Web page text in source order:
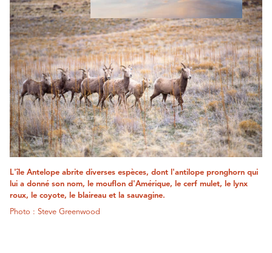
L'île Antelope abrite diverses espèces, dont l'antilope pronghorn qui
lui a donné son nom, le mouflon d'Amérique, le cerf mulet, le lynx
roux, le coyote, le blaireau et la sauvagine.
Photo : Steve Greenwood